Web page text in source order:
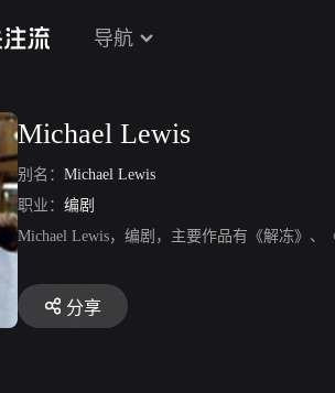
导航
Michael Lewis
别名： Michael Lewis
职业： 编剧
Michael Lewis，编剧，主要作品有《解冻》、
分享